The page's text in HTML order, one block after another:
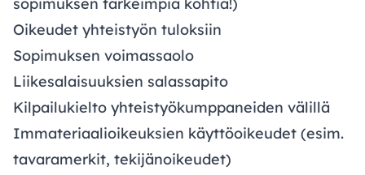
Oikeudet yhteistyön tuloksiin
Sopimuksen voimassaolo
Liikesalaisuuksien salassapito
Kilpailukielto yhteistyökumppaneiden välillä
Immateriaalioikeuksien käyttöoikeudet (esim.
tavaramerkit, tekijänoikeudet)